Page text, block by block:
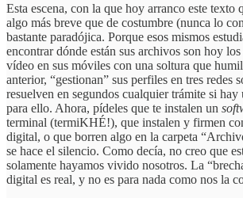
Esta escena, con la que hoy arranco este texto
algo más breve que de costumbre (nunca lo
bastante paradójica. Porque esos mismos
encontrar dónde están sus archivos son hoy
vídeo en sus móviles con una soltura que
anterior, “gestionan” sus perfiles en tres redes
resuelven en segundos cualquier trámite si hay
para ello. Ahora, pídeles que te instalen un
terminal (termiKHÉ!), que instalen y firmen
digital, o que borren algo en la carpeta
se hace el silencio. Como decía, no creo que
solamente hayamos vivido nosotros. La
digital es real, y no es para nada como nos la